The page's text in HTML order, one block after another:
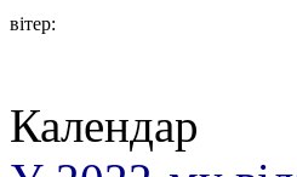
вітер:
Календар